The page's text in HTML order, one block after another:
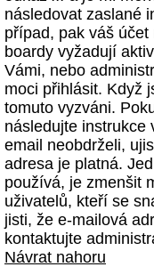
následovat zaslané
případ, pak váš
boardy vyžadují
Vámi, nebo
moci přihlásit. Když
tomuto vyzváni.
následujte instrukce
email neobdrželi,
adresa je platná.
používá, je zmenšit
uživatelů, kteří se
jisti, že e-mailová
kontaktujte
Návrat nahoru